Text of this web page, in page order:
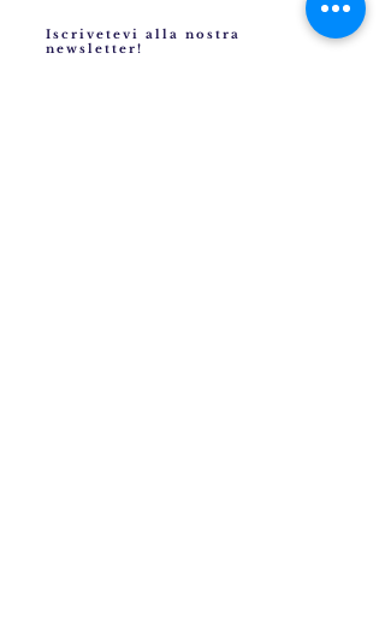
Iscrivetevi alla nostra
newsletter!